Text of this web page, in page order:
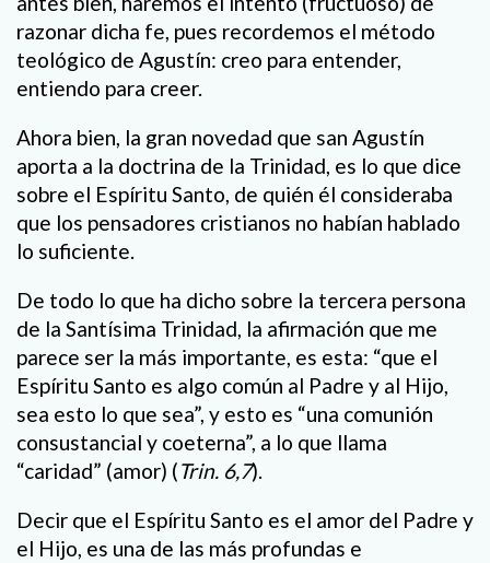
razonar dicha fe, pues recordemos el método
teológico de Agustín: creo para entender,
entiendo para creer.
Ahora bien, la gran novedad que san Agustín
aporta a la doctrina de la Trinidad, es lo que dice
sobre el Espíritu Santo, de quién él consideraba
que los pensadores cristianos no habían hablado
lo suficiente.
De todo lo que ha dicho sobre la tercera persona
de la Santísima Trinidad, la afirmación que me
parece ser la más importante, es esta: “que el
Espíritu Santo es algo común al Padre y al Hijo,
sea esto lo que sea”, y esto es “una comunión
consustancial y coeterna”, a lo que llama
“caridad” (amor) (Trin. 6,7).
Decir que el Espíritu Santo es el amor del Padre y
el Hijo, es una de las más profundas e